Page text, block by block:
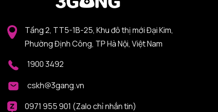
Tầng 2, TT5-1B-25, Khu đô thị mới Đại Kim,
Phường Định Công, TP Hà Nội, Việt Nam
1900 3492
cskh@3gang.vn
0971 955 901 (Zalo chỉ nhắn tin)